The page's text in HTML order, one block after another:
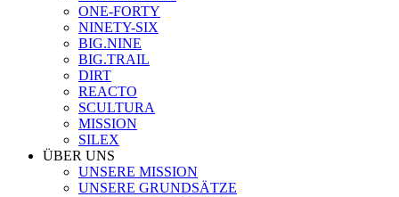
ONE-FORTY
NINETY-SIX
BIG.NINE
BIG.TRAIL
DIRT
REACTO
SCULTURA
MISSION
SILEX
ÜBER UNS
UNSERE MISSION
UNSERE GRUNDSÄTZE